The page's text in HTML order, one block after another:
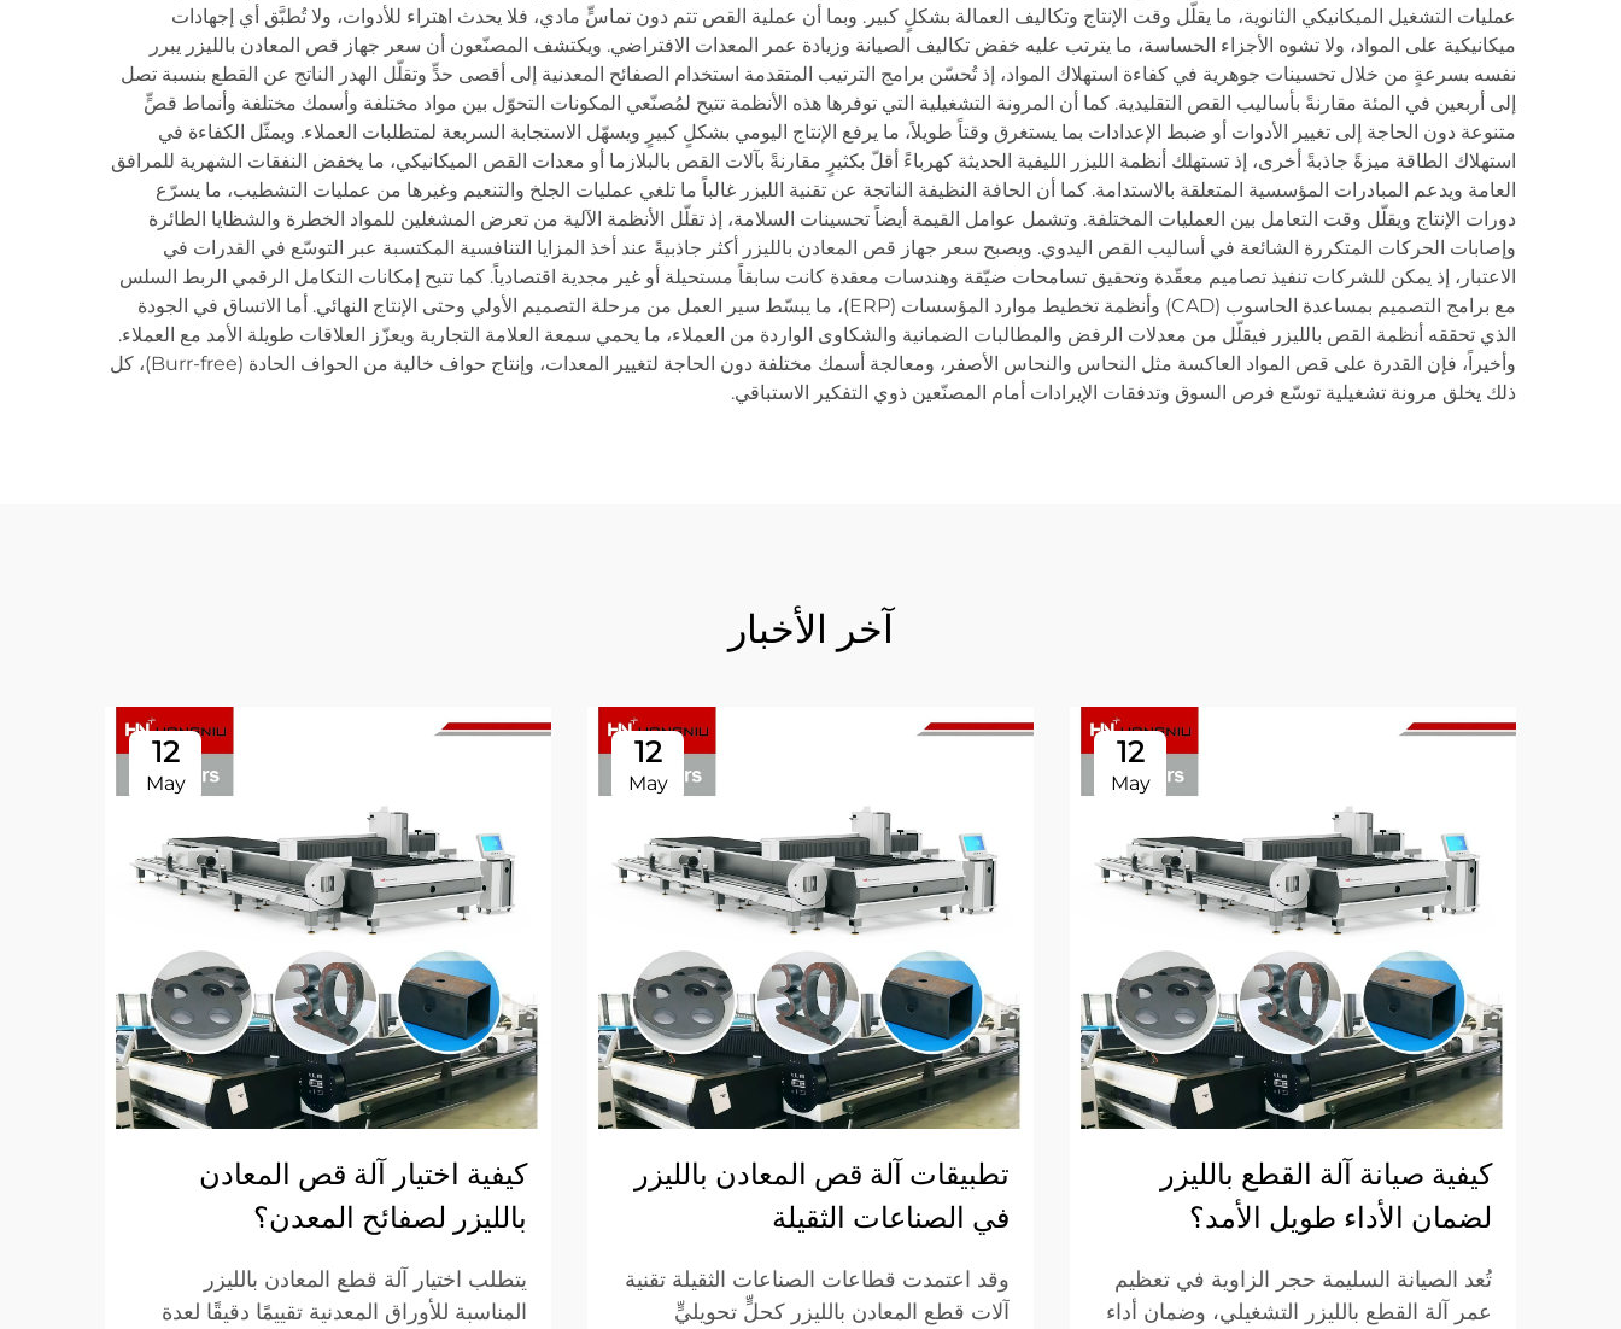
عمليات التشغيل الميكانيكي الثانوية، ما يقلّل وقت الإنتاج وتكاليف العمالة بشكلٍ كبير. وبما أن عملية القص تتم دون تماسٍّ مادي، فلا يحدث اهتراء للأدوات، ولا تُطبَّق أي إجهادات
ميكانيكية على المواد، ولا تشوه الأجزاء الحساسة، ما يترتب عليه خفض تكاليف الصيانة وزيادة عمر المعدات الافتراضي. ويكتشف المصنّعون أن سعر جهاز قص المعادن بالليزر يبرر
نفسه بسرعةٍ من خلال تحسينات جوهرية في كفاءة استهلاك المواد، إذ تُحسّن برامج الترتيب المتقدمة استخدام الصفائح المعدنية إلى أقصى حدٍّ وتقلّل الهدر الناتج عن القطع بنسبة تصل
إلى أربعين في المئة مقارنةً بأساليب القص التقليدية. كما أن المرونة التشغيلية التي توفرها هذه الأنظمة تتيح لمُصنّعي المكونات التحوّل بين مواد مختلفة وأسمك مختلفة وأنماط قصٍّ
متنوعة دون الحاجة إلى تغيير الأدوات أو ضبط الإعدادات بما يستغرق وقتاً طويلاً، ما يرفع الإنتاج اليومي بشكلٍ كبيرٍ ويسهّل الاستجابة السريعة لمتطلبات العملاء. ويمثّل الكفاءة في
استهلاك الطاقة ميزةً جاذبةً أخرى، إذ تستهلك أنظمة الليزر الليفية الحديثة كهرباءً أقلّ بكثيرٍ مقارنةً بآلات القص بالبلازما أو معدات القص الميكانيكي، ما يخفض النفقات الشهرية للمرافق
العامة ويدعم المبادرات المؤسسية المتعلقة بالاستدامة. كما أن الحافة النظيفة الناتجة عن تقنية الليزر غالباً ما تلغي عمليات الجلخ والتنعيم وغيرها من عمليات التشطيب، ما يسرّع
دورات الإنتاج ويقلّل وقت التعامل بين العمليات المختلفة. وتشمل عوامل القيمة أيضاً تحسينات السلامة، إذ تقلّل الأنظمة الآلية من تعرض المشغلين للمواد الخطرة والشظايا الطائرة
وإصابات الحركات المتكررة الشائعة في أساليب القص اليدوي. ويصبح سعر جهاز قص المعادن بالليزر أكثر جاذبيةً عند أخذ المزايا التنافسية المكتسبة عبر التوسّع في القدرات في
الاعتبار، إذ يمكن للشركات تنفيذ تصاميم معقّدة وتحقيق تسامحات ضيّقة وهندسات معقدة كانت سابقاً مستحيلة أو غير مجدية اقتصادياً. كما تتيح إمكانات التكامل الرقمي الربط السلس
مع برامج التصميم بمساعدة الحاسوب (CAD) وأنظمة تخطيط موارد المؤسسات (ERP)، ما يبسّط سير العمل من مرحلة التصميم الأولي وحتى الإنتاج النهائي. أما الاتساق في الجودة
الذي تحققه أنظمة القص بالليزر فيقلّل من معدلات الرفض والمطالبات الضمانية والشكاوى الواردة من العملاء، ما يحمي سمعة العلامة التجارية ويعزّز العلاقات طويلة الأمد مع العملاء.
وأخيراً، فإن القدرة على قص المواد العاكسة مثل النحاس والنحاس الأصفر، ومعالجة أسمك مختلفة دون الحاجة لتغيير المعدات، وإنتاج حواف خالية من الحواف الحادة (Burr-free)، كل
ذلك يخلق مرونة تشغيلية توسّع فرص السوق وتدفقات الإيرادات أمام المصنّعين ذوي التفكير الاستباقي.
آخر الأخبار
12
May
كيفية صيانة آلة القطع بالليزر
لضمان الأداء طويل الأمد؟
تُعد الصيانة السليمة حجر الزاوية في تعظيم
عمر آلة القطع بالليزر التشغيلي، وضمان أداء
12
May
تطبيقات آلة قص المعادن بالليزر
في الصناعات الثقيلة
وقد اعتمدت قطاعات الصناعات الثقيلة تقنية
آلات قطع المعادن بالليزر كحلٍّ تحويليٍّ
12
May
كيفية اختيار آلة قص المعادن
بالليزر لصفائح المعدن؟
يتطلب اختيار آلة قطع المعادن بالليزر
المناسبة للأوراق المعدنية تقييمًا دقيقًا لعدة